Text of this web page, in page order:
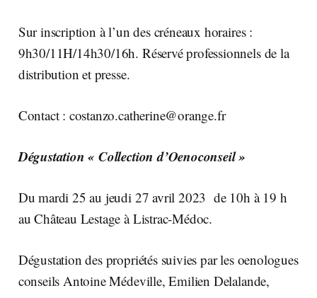
Sur inscription à l’un des créneaux horaires :
9h30/11H/14h30/16h. Réservé professionnels de la
distribution et presse.
Contact : costanzo.catherine@orange.fr
Dégustation « Collection d’Oenoconseil »
Du mardi 25 au jeudi 27 avril 2023 de 10h à 19 h
au Château Lestage à Listrac-Médoc.
Dégustation des propriétés suivies par les oenologues
conseils Antoine Médeville, Emilien Delalande,